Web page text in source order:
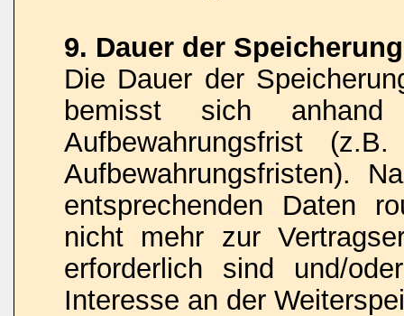
9. Dauer der
Die Dauer der
bemisst sich anhand
Aufbewahrungsfrist
Aufbewahrungsfristen).
entsprechenden Daten
nicht mehr zur
erforderlich sind und/
Interesse an der